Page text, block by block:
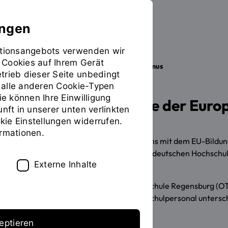
Sie
befinden
sich
auf
der
Seite
"Erasmus"
Studieren International Erasmus
Bildungsprogramme der
Sie möchten im Rahmen Ihres Studiums mit dem EU-
lehren oder sich als Mitarbeiter einer deutschen
Bewerbungsverfahren.
Die Ostbayerische Technische Hochschule Regensburg
schon vielen Studierenden und Hochschulpersonal
verwenden wir
auf Ihrem Gerät
dieser Seite unbedingt
anderen Cookie-Typen
können Ihre Einwilligung
in unserer unten verlinkten
Einstellungen widerrufen.
Externe Inhalte